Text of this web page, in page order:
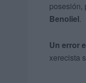
posesión,
Benoliel.
Un error
xerecista